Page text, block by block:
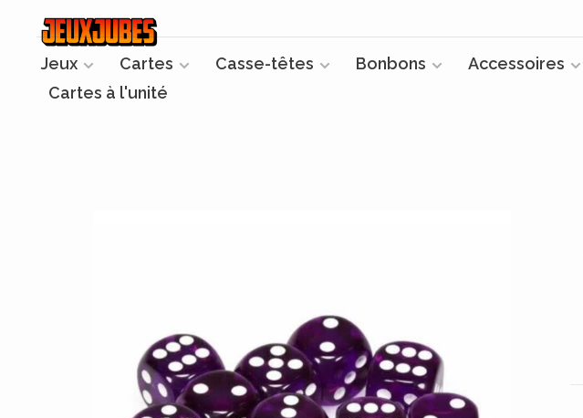
Jeux Cartes Casse-têtes Bonbons Accessoires
Cartes à l'unité